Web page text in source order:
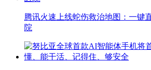
腾讯火速上线蛇伤救治地图：一键
院